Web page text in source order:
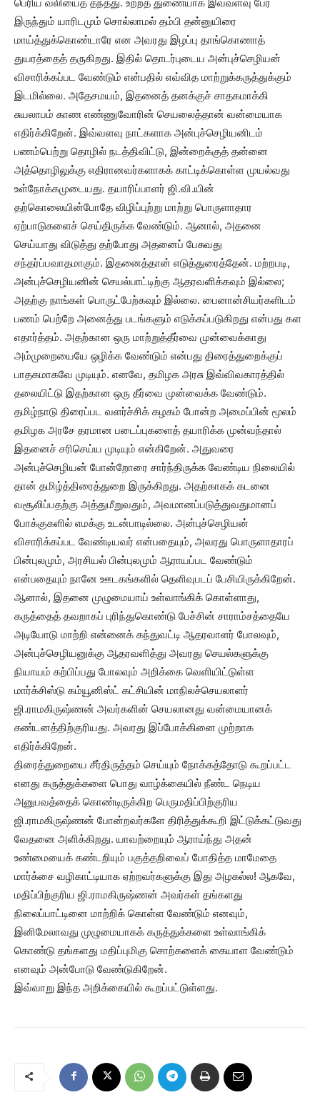
இருந்தும் யாரிடமும் சொல்லாமல் தம்பி தன்னுயிரை
மாய்த்துக்கொண்டாரே என அவரது இழப்பு தாங்கொணாத்
துயரத்தைத் தருகிறது. இதில் தொடர்புடைய அன்புச்செழியன்
விசாரிக்கப்பட வேண்டும் என்பதில் எவ்வித மாற்றுக்கருத்துக்கும்
இடமில்லை. அதேசமயம், இதனைத் தனக்குச் சாதகமாக்கி
சுயலாபம் காண எண்ணுவோரின் செயலைத்தான் வன்மையாக
எதிர்க்கிறேன். இவ்வளவு நாட்களாக அன்புச்செழியனிடம்
பணம்பெற்று தொழில் நடத்திவிட்டு, இன்றைக்குத் தன்னை
அத்தொழிலுக்கு எதிரானவர்களாகக் காட்டிக்கொள்ள முயல்வது
உள்நோக்கமுடையது. தயாரிப்பாளர் ஜி.வி.யின்
தற்கொலையின்போதே விழிப்புற்று மாற்று பொருளாதார
ஏற்பாடுகளைச் செய்திருக்க வேண்டும். ஆனால், அதனை
செய்யாது விடுத்து தற்போது அதனைப் பேசுவது
சந்தர்ப்பவாதமாகும். இதனைத்தான் எடுத்துரைத்தேன். மற்றபடி,
அன்புச்செழியனின் செயல்பாட்டிற்கு ஆதரவளிக்கவும் இல்லை;
அதற்கு நாங்கள் பொருட்பேற்கவும் இல்லை. பைனான்சியர்களிடம்
பணம் பெற்றே அனைத்து படங்களும் எடுக்கப்படுகிறது என்பது கள
எதார்த்தம். அதற்கான ஒரு மாற்றுத்தீர்வை முன்வைக்காது
அம்முறையையே ஒழிக்க வேண்டும் என்பது திரைத்துறைக்குப்
பாதகமாகவே முடியும். எனவே, தமிழக அரசு இவ்விவகாரத்தில்
தலையிட்டு இதற்கான ஒரு தீர்வை முன்வைக்க வேண்டும்.
தமிழ்நாடு திரைப்பட வளர்ச்சிக் கழகம் போன்ற அமைப்பின் மூலம்
தமிழக அரசே தரமான படைப்புகளைத் தயாரிக்க முன்வந்தால்
இதனைச் சரிசெய்ய முடியும் என்கிறேன். அதுவரை
அன்புச்செழியன் போன்றோரை சார்ந்திருக்க வேண்டிய நிலையில்
தான் தமிழ்த்திரைத்துறை இருக்கிறது. அதற்காகக் கடனை
வசூலிப்பதற்கு அத்துமீறுவதும், அவமானப்படுத்துவதுமானப்
போக்குகளில் எமக்கு உடன்பாடில்லை. அன்புச்செழியன்
விசாரிக்கப்பட வேண்டியவர் என்பதையும், அவரது பொருளாதாரப்
பின்புலமும், அரசியல் பின்புலமும் ஆராயப்பட வேண்டும்
என்பதையும் நானே ஊடகங்களில் தெளிவுபடப் பேசியிருக்கிறேன்.
ஆனால், இதனை முழுமையாய் உள்வாங்கிக் கொள்ளாது,
கருத்தைத் தவறாகப் புரிந்துகொண்டு பேச்சின் சாராம்சத்தையே
அடியோடு மாற்றி என்னைக் கந்துவட்டி ஆதரவாளர் போலவும்,
அன்புச்செழியனுக்கு ஆதரவளித்து அவரது செயல்களுக்கு
நியாயம் கற்பிப்பது போலவும் அறிக்கை வெளியிட்டுள்ள
மார்க்சிஸ்டு கம்யூனிஸ்ட் கட்சியின் மாநிலச்செயலாளர்
ஜி.ராமகிருஷ்ணன் அவர்களின் செயலானது வன்மையானக்
கண்டனத்திற்குரியது. அவரது இப்போக்கினை முற்றாக
எதிர்க்கிறேன்.
திரைத்துறையை சீர்திருத்தம் செய்யும் நோக்கத்தோடு கூறப்பட்ட
எனது கருத்துக்களை பொது வாழ்க்கையில் நீண்ட நெடிய
அனுபவத்தைக் கொண்டிருக்கிற பெருமதிப்பிற்குரிய
ஜி.ராமகிருஷ்ணன் போன்றவர்களே திரித்துக்கூறி இட்டுக்கட்டுவது
வேதனை அளிக்கிறது. யாவற்றையும் ஆராய்ந்து அதன்
உண்மையைக் கண்டறியும் பகுத்தறிவைப் போதித்த மாமேதை
மார்க்சை வழிகாட்டியாக ஏற்றவர்களுக்கு இது அழகல்ல! ஆகவே,
மதிப்பிற்குரிய ஜி.ராமகிருஷ்ணன் அவர்கள் தங்களது
நிலைப்பாட்டினை மாற்றிக் கொள்ள வேண்டும் எனவும்,
இனிமேலாவது முழுமையாகக் கருத்துக்களை உள்வாங்கிக்
கொண்டு தங்களது மதிப்புமிகு சொற்களைக் கையாள வேண்டும்
எனவும் அன்போடு வேண்டுகிறேன்.
இவ்வாறு இந்த அறிக்கையில் கூறப்பட்டுள்ளது.